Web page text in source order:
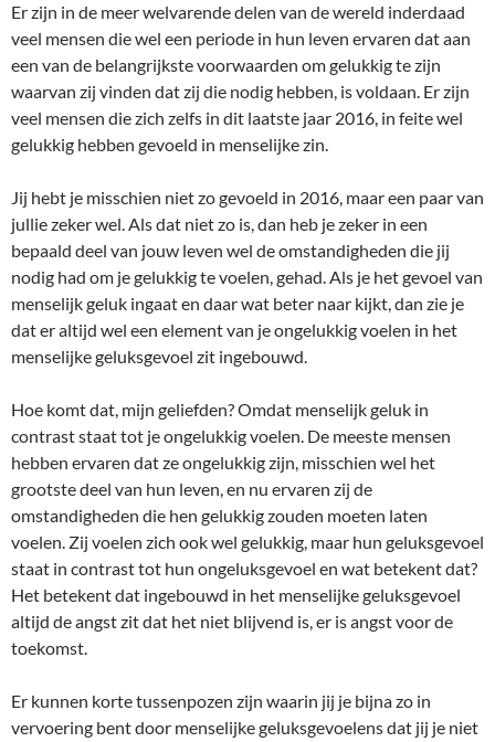
Er zijn in de meer welvarende delen van de wereld inderdaad
veel mensen die wel een periode in hun leven ervaren dat aan
een van de belangrijkste voorwaarden om gelukkig te zijn
waarvan zij vinden dat zij die nodig hebben, is voldaan. Er zijn
veel mensen die zich zelfs in dit laatste jaar 2016, in feite wel
gelukkig hebben gevoeld in menselijke zin.
Jij hebt je misschien niet zo gevoeld in 2016, maar een paar van
jullie zeker wel. Als dat niet zo is, dan heb je zeker in een
bepaald deel van jouw leven wel de omstandigheden die jij
nodig had om je gelukkig te voelen, gehad. Als je het gevoel van
menselijk geluk ingaat en daar wat beter naar kijkt, dan zie je
dat er altijd wel een element van je ongelukkig voelen in het
menselijke geluksgevoel zit ingebouwd.
Hoe komt dat, mijn geliefden? Omdat menselijk geluk in
contrast staat tot je ongelukkig voelen. De meeste mensen
hebben ervaren dat ze ongelukkig zijn, misschien wel het
grootste deel van hun leven, en nu ervaren zij de
omstandigheden die hen gelukkig zouden moeten laten
voelen. Zij voelen zich ook wel gelukkig, maar hun geluksgevoel
staat in contrast tot hun ongeluksgevoel en wat betekent dat?
Het betekent dat ingebouwd in het menselijke geluksgevoel
altijd de angst zit dat het niet blijvend is, er is angst voor de
toekomst.
Er kunnen korte tussenpozen zijn waarin jij je bijna zo in
vervoering bent door menselijke geluksgevoelens dat jij je niet